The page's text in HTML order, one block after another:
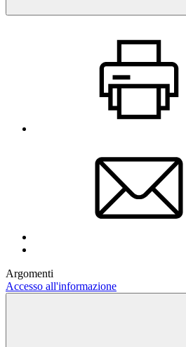
Argomenti
Accesso all'informazione